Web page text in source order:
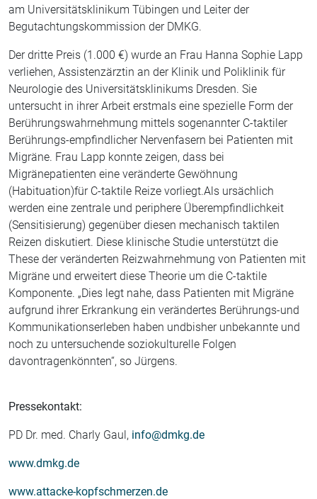
am Universitätsklinikum Tübingen und Leiter der
Begutachtungskommission der DMKG.
Der dritte Preis (1.000 €) wurde an Frau Hanna Sophie Lapp
verliehen, Assistenzärztin an der Klinik und Poliklinik für
Neurologie des Universitätsklinikums Dresden. Sie
untersucht in ihrer Arbeit erstmals eine spezielle Form der
Berührungswahrnehmung mittels sogenannter C-taktiler
Berührungs-empfindlicher Nervenfasern bei Patienten mit
Migräne. Frau Lapp konnte zeigen, dass bei
Migränepatienten eine veränderte Gewöhnung
(Habituation)für C-taktile Reize vorliegt.Als ursächlich
werden eine zentrale und periphere Überempfindlichkeit
(Sensitisierung) gegenüber diesen mechanisch taktilen
Reizen diskutiert. Diese klinische Studie unterstützt die
These der veränderten Reizwahrnehmung von Patienten mit
Migräne und erweitert diese Theorie um die C-taktile
Komponente. „Dies legt nahe, dass Patienten mit Migräne
aufgrund ihrer Erkrankung ein verändertes Berührungs-und
Kommunikationserleben haben undbisher unbekannte und
noch zu untersuchende soziokulturelle Folgen
davontragenkönnten“, so Jürgens.
Pressekontakt:
PD Dr. med. Charly Gaul, info@dmkg.de
www.dmkg.de
www.attacke-kopfschmerzen.de